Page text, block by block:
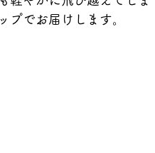
プでお届けします。